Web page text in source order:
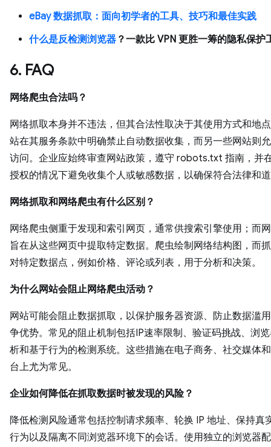
eBay 数据抓取：面向初学者的工具、技巧和最佳实践
什么是反检测浏览器 ？一款比 VPN 更胜一筹的隐私保护
6. FAQ
网络爬虫合法吗？
网络抓取本身并不违法，但其合法性取决于其使用方式和地
站在其服务条款中明确禁止自动数据收集，而另一些网站则
访问。企业应始终审查网站政策，遵守 robots.txt 指南，并
授权的情况下避免收集个人或敏感数据，以确保符合法律和
网络抓取和网络爬虫有什么区别？
网络爬虫侧重于发现和索引网页，通常供搜索引擎使用；而
旨在从这些网页中提取特定数据。爬虫绘制网络结构图，而
对特定数据点，例如价格、评论或列表，用于分析和决策。
为什么网站会阻止网络爬虫活动？
网站可能会阻止数据抓取，以保护服务器资源、防止数据滥
争优势。常见的阻止机制包括IP速率限制、验证码挑战、浏
析和基于行为的检测系统。这些措施在电子商务、社交媒体
台上尤为常见。
企业如何降低在抓取数据时被发现的风险？
降低检测风险通常包括控制请求频率、轮换 IP 地址、保持真
行为以及隔离不同浏览器环境下的会话。使用独立的浏览器